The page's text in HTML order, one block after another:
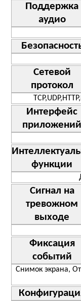
Поддержка
аудио
Сетевой
протокол
Интерфейс
приложений
функции
Сигнал на
тревожном
выходе
Фиксация
событий
Снимок экрана,